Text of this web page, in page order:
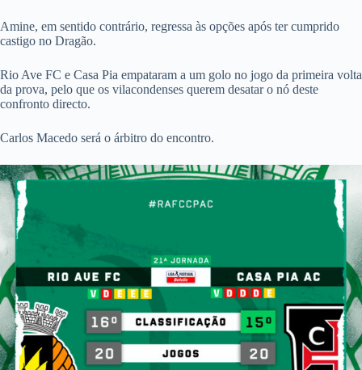
Amine, em sentido contrário, regressa às opções após ter cumprido
castigo no Dragão.
Rio Ave FC e Casa Pia empataram a um golo no jogo da primeira volta
da prova, pelo que os vilacondenses querem desatar o nó deste
confronto directo.
Carlos Macedo será o árbitro do encontro.